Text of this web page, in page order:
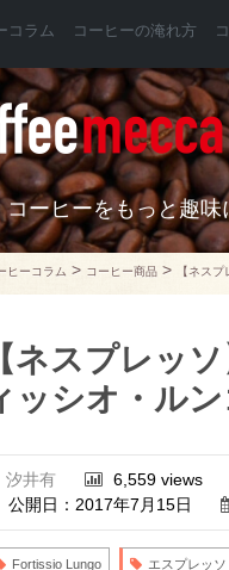
コラム コーヒーの淹れ方
コーヒーをもっと趣味
ヒーコラム > コーヒー商品 > 【ネス
【ネスプレッ
ッシオ・ル
汐井有
6,559 views
公開日：2017年7月15日
Fortissio Lungo エスプレッソ